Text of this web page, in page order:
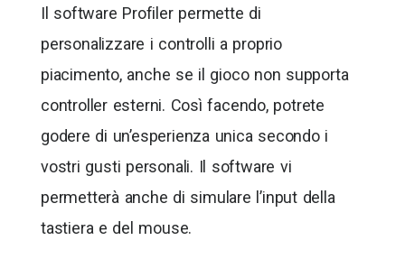
Il software Profiler permette di
personalizzare i controlli a proprio
piacimento, anche se il gioco non supporta
controller esterni. Così facendo, potrete
godere di un’esperienza unica secondo i
vostri gusti personali. Il software vi
permetterà anche di simulare l’input della
tastiera e del mouse.